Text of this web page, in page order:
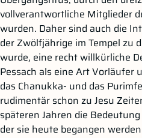
vollverantwortliche Mitglieder
wurden. Daher sind auch die
der Zwölfjährige im Tempel zu
wurde, eine recht willkürliche
Pessach als eine Art Vorläufer
das Chanukka- und das
rudimentär schon zu Jesu
späteren Jahren die
der sie heute begangen